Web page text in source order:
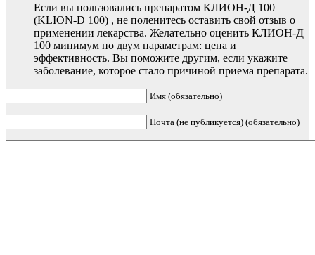
Если вы пользовались препаратом КЛИОН-Д 100
(KLION-D 100) , не поленитесь оставить свой отзыв о
применении лекарства. Желательно оценить КЛИОН-Д
100 минимум по двум параметрам: цена и
эффективность. Вы поможите другим, если укажите
заболевание, которое стало причиной приема препарата.
Имя (обязательно)
Почта (не публикуется) (обязательно)